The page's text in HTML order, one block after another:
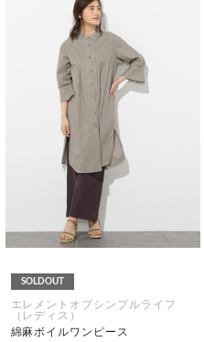
SOLDOUT
エレメントオブシンプルライフ
（レディス）
綿麻ボイルワンピース